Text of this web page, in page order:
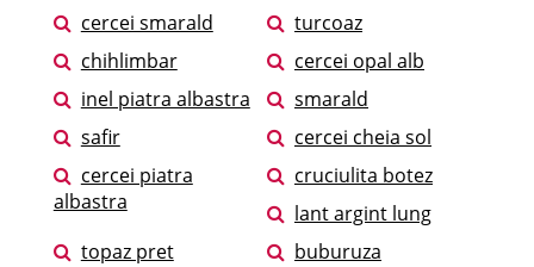
cercei smarald
turcoaz
chihlimbar
cercei opal alb
inel piatra albastra
smarald
safir
cercei cheia sol
cercei piatra
albastra
cruciulita botez
lant argint lung
topaz pret
buburuza